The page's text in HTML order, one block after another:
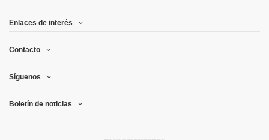
Enlaces de interés
Contacto
Síguenos
Boletín de noticias